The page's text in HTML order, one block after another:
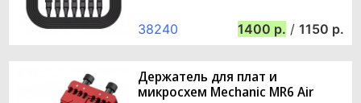
38240 1400 / 1150
Держатель для плат и
микросхем Mechanic MR6 Air